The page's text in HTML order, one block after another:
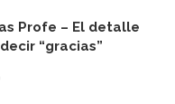
Profe – El detalle
“gracias”